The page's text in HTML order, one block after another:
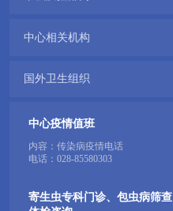
中心相关机构
国外卫生组织
中心疫情值班
内容：传染病疫情电话
电话： 028-85580303
寄生虫专科门诊、包虫病筛查